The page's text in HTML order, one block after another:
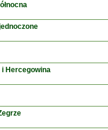
Hercegowina